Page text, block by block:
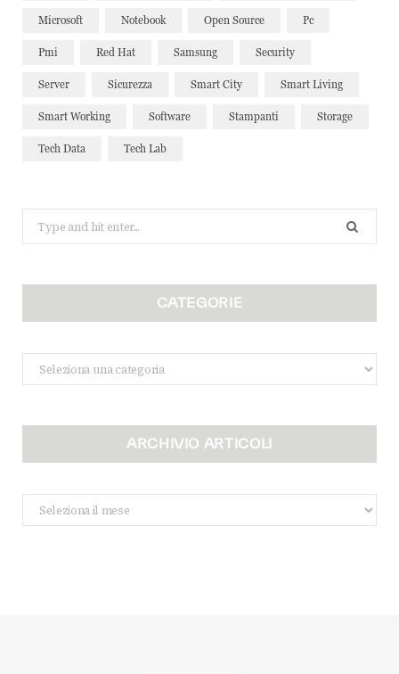
Microsoft Notebook Open Source Pc
Pmi Red Hat Samsung Security
Server Sicurezza Smart City Smart Living
Smart Working Software Stampanti Storage
Tech Data Tech Lab
for:
CATEGORIE
Categorie
ARCHIVIO ARTICOLI
Archivio
Articoli